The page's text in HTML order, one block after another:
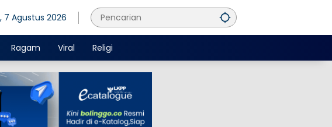
7 Agustus 2026
Ragam Viral Religi